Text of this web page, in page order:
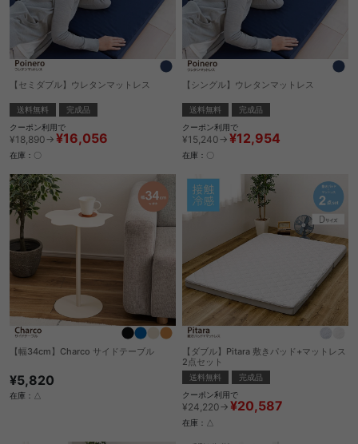
【セミダブル】ウレタンマットレス
送料無料
完成品
クーポン利用で
¥18,890→ ¥16,056
在庫：〇
【シングル】ウレタンマットレス
送料無料
完成品
クーポン利用で
¥15,240→ ¥12,954
在庫：〇
【幅34cm】Charco サイドテーブル
¥5,820
在庫：△
【ダブル】Pitara 敷きパッド+マットレス
2点セット
送料無料
完成品
クーポン利用で
¥24,220→ ¥20,587
在庫：△